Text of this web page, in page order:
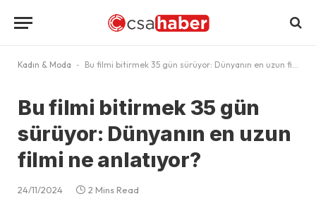
Kadın & Moda - Bu filmi bitirmek 35 gün sürüyor: Dünyanın en uzun filmi ne anlatıyor?
Bu filmi bitirmek 35 gün
sürüyor: Dünyanın en uzun
filmi ne anlatıyor?
24/11/2024 2 Mins Read